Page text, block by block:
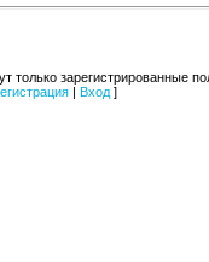
только зарегистрированные
Вход ]